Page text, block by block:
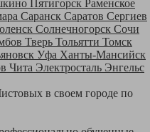
Пятигорск Раменское
Саранск Саратов Сергиев
Солнечногорск Сочи
Тверь Тольятти Томск
Уфа Ханты-Мансийск
Чита Электросталь Энгельс
в своем городе по